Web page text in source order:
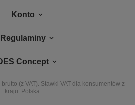
Konto
Regulaminy
Concept
(z VAT). Stawki VAT dla konsumentów z
kraju: Polska.